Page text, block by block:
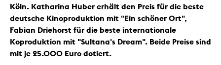
Köln. Katharina Huber erhält den Preis für die beste
deutsche Kinoproduktion mit "Ein schöner Ort",
Fabian Driehorst für die beste internationale
Koproduktion mit "Sultana's Dream". Beide Preise sind
mit je 25.000 Euro dotiert.